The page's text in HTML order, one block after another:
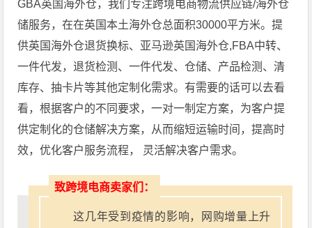
GBA英国海外仓，我们专注跨境电商物流供应链/海外仓
储服务，在在英国本土海外仓总面积30000平方米。提
供英国海外仓退货换标、亚马逊英国海外仓,FBA中转、
一件代发，退货检测、一件代发、仓储、产品检测、清
库存、抽卡片等其他定制化需求。有需要的话可以去看
看，根据客户的不同要求，一对一制定方案，为客户提
供定制化的仓储解决方案，从而缩短运输时间，提高时
效，优化客户服务流程， 灵活解决客户需求。
致跨境电商卖家们：
这几年受到疫情的影响，网购增量上升